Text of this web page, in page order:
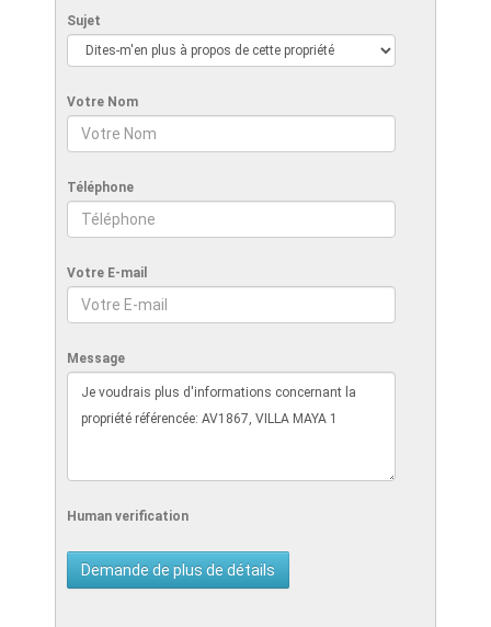
Sujet
Votre Nom
Téléphone
Votre E-mail
Message
Human verification